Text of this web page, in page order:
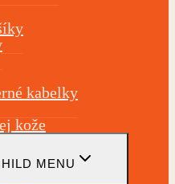
kabelky
kože
MENU